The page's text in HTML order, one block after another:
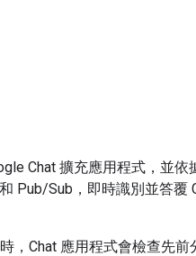
Chat 擴充應用程式，並依
Pub/Sub，即時識別並答覆
，Chat 應用程式會檢查先前